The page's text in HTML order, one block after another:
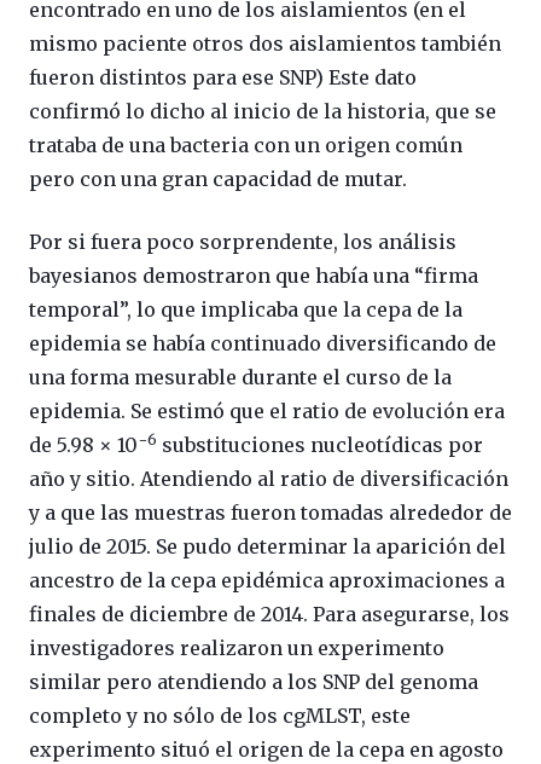
encontrado en uno de los aislamientos (en el
mismo paciente otros dos aislamientos también
fueron distintos para ese SNP) Este dato
confirmó lo dicho al inicio de la historia, que se
trataba de una bacteria con un origen común
pero con una gran capacidad de mutar.
Por si fuera poco sorprendente, los análisis
bayesianos demostraron que había una “firma
temporal”, lo que implicaba que la cepa de la
epidemia se había continuado diversificando de
una forma mesurable durante el curso de la
epidemia. Se estimó que el ratio de evolución era
de 5.98 × 10−6 substituciones nucleotídicas por
año y sitio. Atendiendo al ratio de diversificación
y a que las muestras fueron tomadas alrededor de
julio de 2015. Se pudo determinar la aparición del
ancestro de la cepa epidémica aproximaciones a
finales de diciembre de 2014. Para asegurarse, los
investigadores realizaron un experimento
similar pero atendiendo a los SNP del genoma
completo y no sólo de los cgMLST, este
experimento situó el origen de la cepa en agosto